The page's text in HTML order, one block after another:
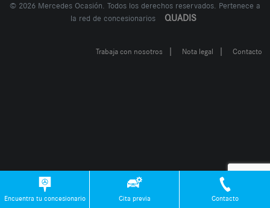
© 2026 Mercedes Ocasión. Todos los derechos reservados. Pertenece a
la red de concesionarios
QUADIS
Trabaja con nosotros | Nota legal | Contacto
Encuentra tu concesionario Cita previa Contacto